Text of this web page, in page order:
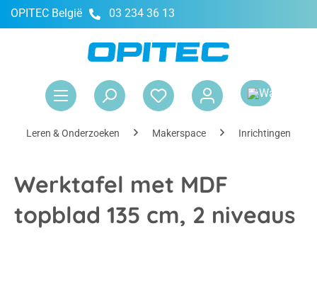
OPITEC België 03 234 36 13
Leren & Onderzoeken Makerspace Inrichtingen
Werktafel met MDF
topblad 135 cm, 2 niveaus